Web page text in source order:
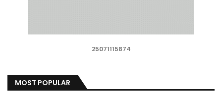
25071115874
MOST POPULAR